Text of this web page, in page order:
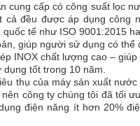
cung cấp có công suất lọc
cả đều được áp dụng công
tế như ISO 9001:2015
giúp người sử dụng có thể
INOX chất lượng cao –
dụng tốt trong 10 năm.
thụ của máy sản xuất
công ty chúng tôi đã tối
điện năng ít hơn 20%